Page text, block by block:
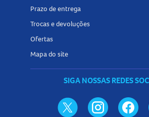
Prazo de entrega
Trocas e devoluções
Ofertas
Mapa do site
SIGA NOSSAS REDES